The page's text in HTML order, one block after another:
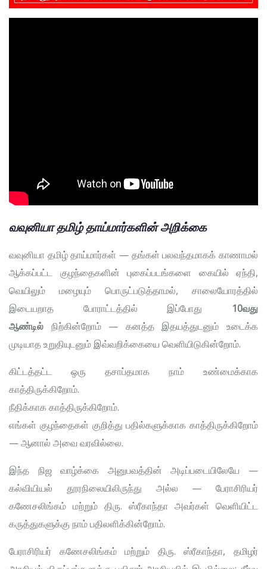
வவுனியா தமிழ் தாய்மார்களின் அறிக்கை
வவுனியா தமிழ் தாய்மார்கள் — தங்கள் பலவந்தமாகக் காணாமல்
ஆக்கப்பட்ட குழந்தைகளின் புகைப்படங்களை கையில் ஏந்தி,
வெயிலும் மழையும் பொருட்படுத்தாமல், சாலையோரத்தில்
இடையறாத போராட்டத்தில் இப்போது 10வது
ஆண்டில் நிற்கின்றோம் — கனத்த இதயத்துடனும் உடைக்க
முடியாத உறுதியுடனும் இவ்வறிக்கையை வெளியிடுகின்றோம்.
கிட்டத்தட்ட ஒரு தசாப்தமாக நாம் உண்மைக்காக
காத்திருக்கிறோம்.
நீதிக்காக காத்திருக்கிறோம்.
எங்கள் குழந்தைகள் குறித்து பதில்களுக்காக காத்திருக்கிறோம்
— ஆனால் அவை வரவில்லை.
இந்த நிஜ வாழ்க்கை அனுபவத்தின் அடிப்படையிலேயே —
கல்வியியல் தூரநிலையிலிருந்து அல்ல — பேராசிரியர்
கணேசலிங்கம் மற்றும் திரு. ஸ்ரீகாந்தா அவர்கள் வெளியிட்ட
கருத்துகளுக்கு நாம் பதிலளிக்கின்றோம்.
பேராசிரியர் கணேசலிங்கம் மற்றும் திரு. ஸ்ரீகாந்தா, தமிழர்